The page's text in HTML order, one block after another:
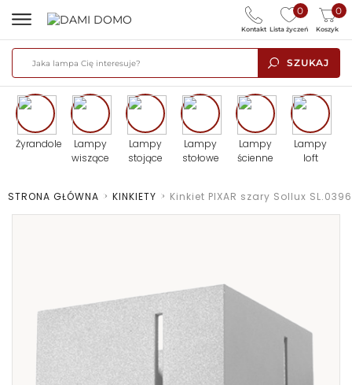
SZUKAJ
0
Lista życzeń
0
Koszyk
Kontakt
Żyrandole
Lampy
wiszące
Lampy
stojące
Lampy
stołowe
Lampy
ścienne
Lampy
loft
STRONA GŁÓWNA > KINKIETY > Kinkiet PIXAR szary Sollux SL.0396